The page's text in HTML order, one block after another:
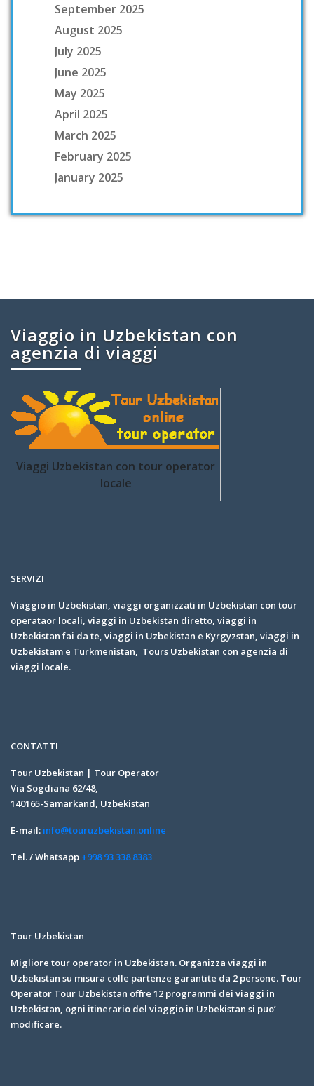
September 2025
August 2025
July 2025
June 2025
May 2025
April 2025
March 2025
February 2025
January 2025
Viaggio in Uzbekistan con
agenzia di viaggi
Viaggi Uzbekistan con tour operator
locale
SERVIZI
Viaggio in Uzbekistan, viaggi organizzati in Uzbekistan con tour
operataor locali, viaggi in Uzbekistan diretto, viaggi in
Uzbekistan fai da te, viaggi in Uzbekistan e Kyrgyzstan, viaggi in
Uzbekistam e Turkmenistan, Tours Uzbekistan con agenzia di
viaggi locale.
CONTATTI
Tour Uzbekistan | Tour Operator
Via Sogdiana 62/48,
140165-Samarkand, Uzbekistan
E-mail: info@touruzbekistan.online
Tel. / Whatsapp +998 93 338 8383
Tour Uzbekistan
Migliore tour operator in Uzbekistan. Organizza viaggi in
Uzbekistan su misura colle partenze garantite da 2 persone. Tour
Operator Tour Uzbekistan offre 12 programmi dei viaggi in
Uzbekistan, ogni itinerario del viaggio in Uzbekistan si puo’
modificare.